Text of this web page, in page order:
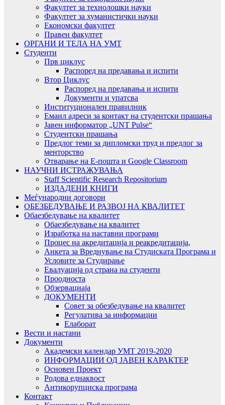
Факултет за технолошки науки
Факултет за хуманистички науки
Економски факултет
Правен факултет
ОРГАНИ И ТЕЛА НА УМТ
Студенти
Прв циклус
Распоред на предавањa и испити
Втор Циклус
Распоред на предавањa и испити
Документи и упатсва
Институционален правилник
Емаил адреси за контакт на студентски прашања
Јавен информатор „UNT Pulse“
Студентски прашања
Предлог теми за дипломски труд и предлог за
менторство
Отварање на Е-пошта и Google Classroom
НАУЧНИ ИСТРАЖУВАЊА
Staff Scientific Research Repositorium
ИЗДАДЕНИ КНИГИ
Меѓународни договори
ОБЕЗБЕДУВАЊЕ И РАЗВОЈ НА КВАЛИТЕТ
Обаезбедување на квалитет
Обаезбедување на квалитет
Изработка на наставни програми
Процес на акредитација и реакредитација,
Анкета за Вреднување на Студиската Програма и
Условите за Студирање
Евалуација од страна на студенти
Проодноста
Обзервациаја
ДОКУМЕНТИ
Совет за обезбедување на квалитет
Регулатива за информации
Елаборат
Вести и настани
Документи
Академски календар УМТ 2019-2020
ИНФОРМАЦИИ ОД ЈАВЕН КАРАКТЕР
Основен Проект
Родова еднаквост
Антикорупциска програма
Контакт